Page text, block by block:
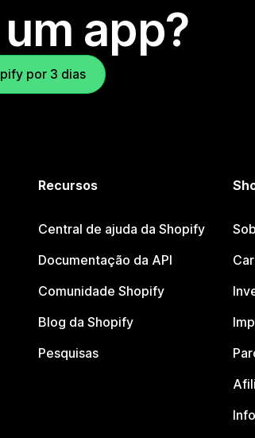
app?
por 3 dias
Recursos
Central de ajuda da Shopify
Documentação da API
Comunidade Shopify
Blog da Shopify
Pesquisas